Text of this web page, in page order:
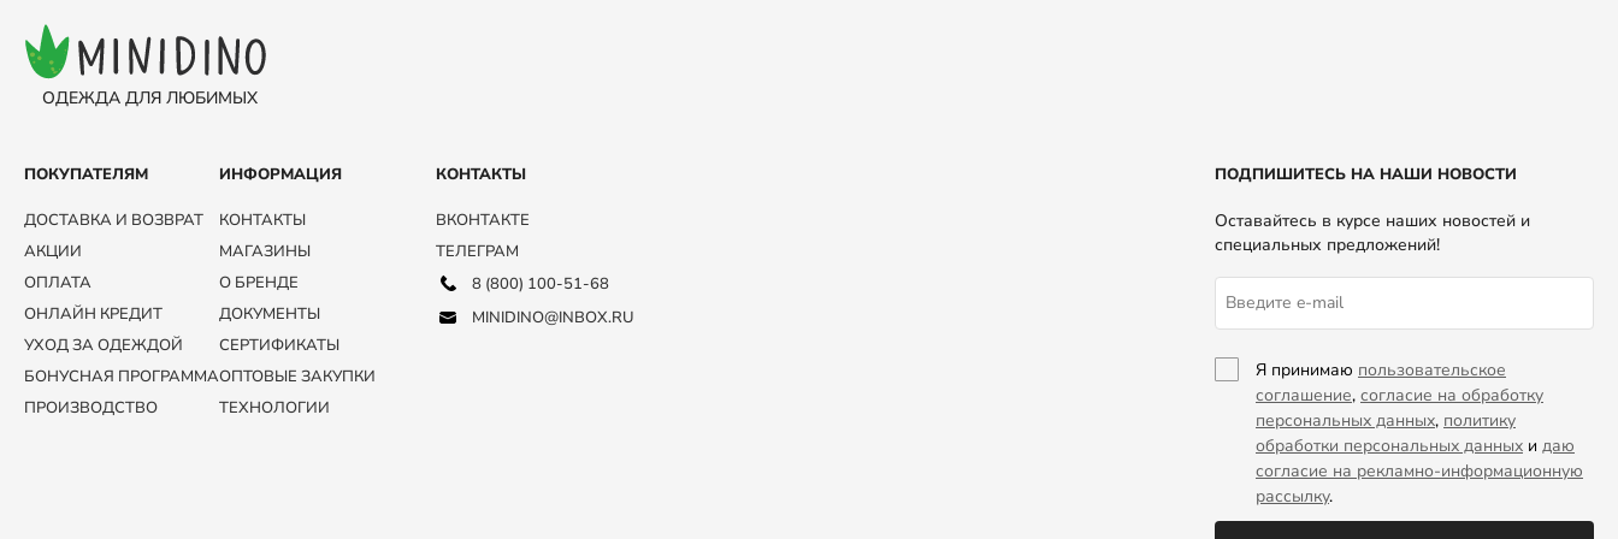
ОДЕЖДА ДЛЯ ЛЮБИМЫХ
ПОКУПАТЕЛЯМ
ДОСТАВКА И ВОЗВРАТ
АКЦИИ
ОПЛАТА
ОНЛАЙН КРЕДИТ
УХОД ЗА ОДЕЖДОЙ
БОНУСНАЯ ПРОГРАММА
ПРОИЗВОДСТВО
ИНФОРМАЦИЯ
КОНТАКТЫ
МАГАЗИНЫ
О БРЕНДЕ
ДОКУМЕНТЫ
СЕРТИФИКАТЫ
ОПТОВЫЕ ЗАКУПКИ
ТЕХНОЛОГИИ
КОНТАКТЫ
ВКОНТАКТЕ
ТЕЛЕГРАМ
8 (800) 100-51-68
MINIDINO@INBOX.RU
ПОДПИШИТЕСЬ НА НАШИ НОВОСТИ
Оставайтесь в курсе наших новостей и
специальных предложений!
Я принимаю пользовательское
соглашение, согласие на обработку
персональных данных, политику
обработки персональных данных и даю
согласие на рекламно-информационную
рассылку.